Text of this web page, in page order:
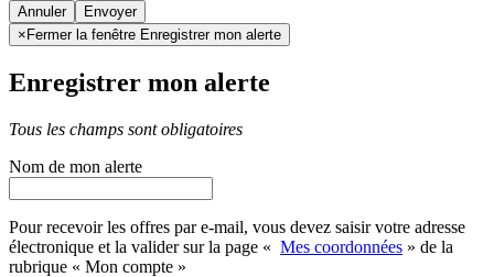
Annuler
× Fermer la fenêtre Enregistrer mon alerte
Enregistrer mon alerte
Tous les champs sont obligatoires
Nom de mon alerte
Pour recevoir les offres par e-mail, vous devez saisir votre adresse
électronique et la valider sur la page « Mes coordonnées » de la
rubrique « Mon compte »